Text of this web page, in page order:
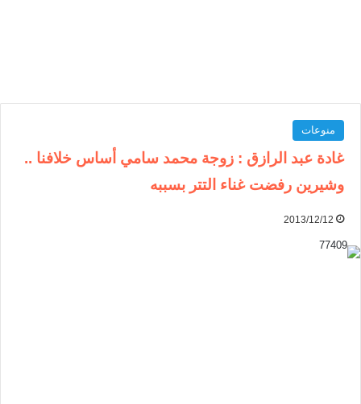
منوعات
غادة عبد الرازق : زوجة محمد سامي أساس خلافنا ..
وشيرين رفضت غناء التتر بسببه
2013/12/12